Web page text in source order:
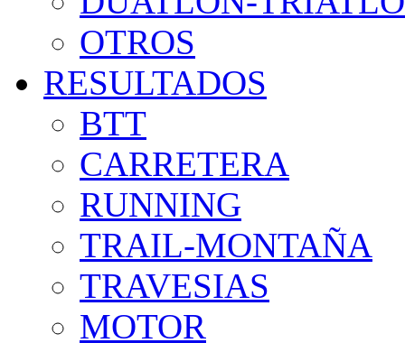
OTROS
RESULTADOS
BTT
CARRETERA
RUNNING
TRAIL-MONTAÑA
TRAVESIAS
MOTOR